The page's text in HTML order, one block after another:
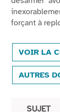
forçant à
VOIR LA
AUTRES
SUJET